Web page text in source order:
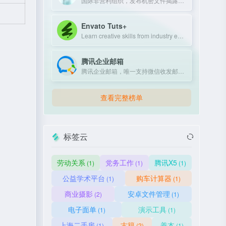
Envato Tuts+
腾讯企业邮箱
查看完整榜单
标签云
劳动关系 (1) 党务工作 (1) 腾讯X5(1)
公益学术平台 (1) 购车计算器 (1)
商业摄影 (2) 安卓文件管理 (1)
电子面单(1) 演示工具(1)